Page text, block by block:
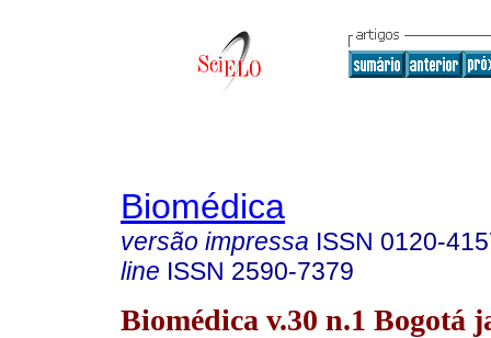
Biomédica
versão impressa ISSN 0120-
line ISSN 2590-7379
Biomédica v.30 n.1 Bogotá